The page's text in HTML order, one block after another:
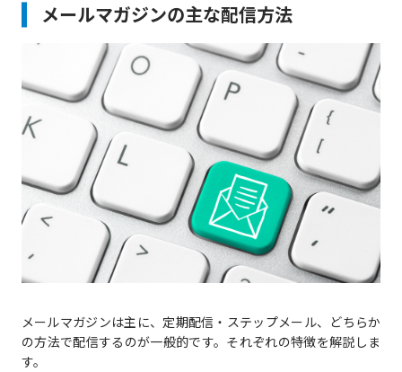
メールマガジンの主な配信方法
メールマガジンは主に、定期配信・ステップメール、どちらか
の方法で配信するのが一般的です。それぞれの特徴を解説しま
す。